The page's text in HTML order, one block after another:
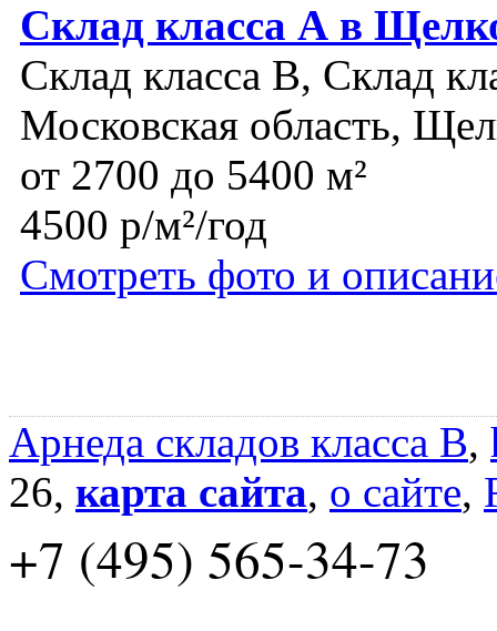
Склад класса А в
Склад класса B, Склад
Московская область,
от 2700 до 5400 м²
4500 р/м²/год
Смотреть фото и
Арнеда складов класса B,
26, карта сайта, о сайте,
+7 (495) 565-34-73